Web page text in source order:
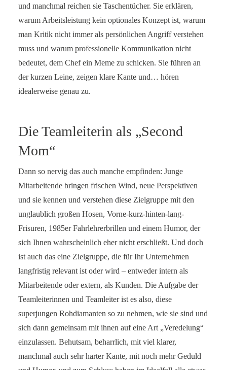
und manchmal reichen sie Taschentücher. Sie erklären,
warum Arbeitsleistung kein optionales Konzept ist, warum
man Kritik nicht immer als persönlichen Angriff verstehen
muss und warum professionelle Kommunikation nicht
bedeutet, dem Chef ein Meme zu schicken. Sie führen an
der kurzen Leine, zeigen klare Kante und… hören
idealerweise genau zu.
Die Teamleiterin als „Second
Mom“
Dann so nervig das auch manche empfinden: Junge
Mitarbeitende bringen frischen Wind, neue Perspektiven
und sie kennen und verstehen diese Zielgruppe mit den
unglaublich großen Hosen, Vorne-kurz-hinten-lang-
Frisuren, 1985er Fahrlehrerbrillen und einem Humor, der
sich Ihnen wahrscheinlich eher nicht erschließt. Und doch
ist auch das eine Zielgruppe, die für Ihr Unternehmen
langfristig relevant ist oder wird – entweder intern als
Mitarbeitende oder extern, als Kunden. Die Aufgabe der
Teamleiterinnen und Teamleiter ist es also, diese
superjungen Rohdiamanten so zu nehmen, wie sie sind und
sich dann gemeinsam mit ihnen auf eine Art „Veredelung“
einzulassen. Behutsam, beharrlich, mit viel klarer,
manchmal auch sehr harter Kante, mit noch mehr Geduld